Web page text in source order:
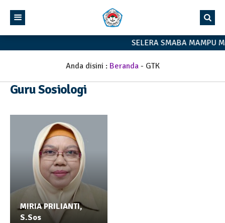
SELERA SMABA MAMPU
Anda disini : Beranda- GTK
Guru Sosiologi
MIRIA PRILIANTI,
S.Sos